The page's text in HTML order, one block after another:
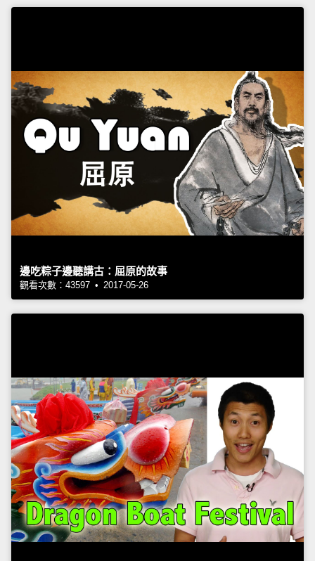
邊吃粽子邊聽講古：屈原的故事
觀看次數：43597 • 2017-05-26